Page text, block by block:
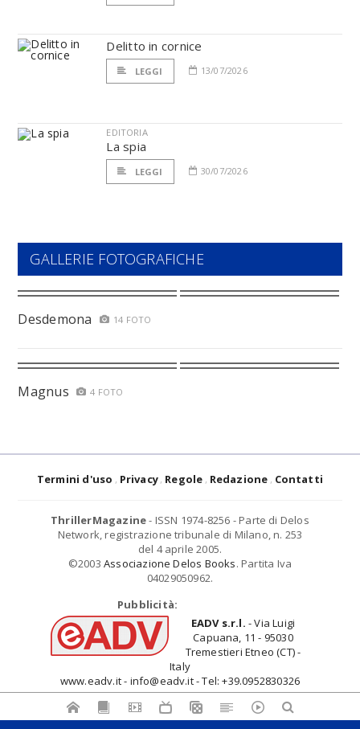
Delitto in cornice
LEGGI 13/07/2026
EDITORIA
La spia
LEGGI 30/07/2026
GALLERIE FOTOGRAFICHE
Desdemona 14 FOTO
Magnus 4 FOTO
Termini d'uso Privacy Regole Redazione Contatti
ThrillerMagazine- ISSN 1974-8256 - Parte di Delos
Network, registrazione tribunale di Milano, n. 253
del 4 aprile 2005.
©2003 Associazione Delos Books. Partita Iva
04029050962.
Pubblicità:
EADV s.r.l. - Via Luigi
Capuana, 11 - 95030
Tremestieri Etneo (CT) -
Italy
www.eadv.it - info@eadv.it - Tel: +39.0952830326